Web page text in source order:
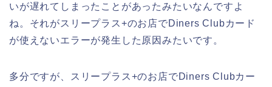
いが遅れてしまったことがあったみたいなんですよ
ね。それがスリープラス+のお店でDiners Clubカード
が使えないエラーが発生した原因みたいです。
多分ですが、スリープラス+のお店でDiners Clubカー